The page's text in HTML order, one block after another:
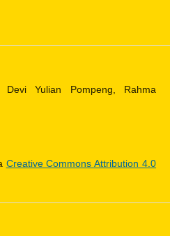
Yulian Pompeng, Rahma
Creative Commons Attribution 4.0